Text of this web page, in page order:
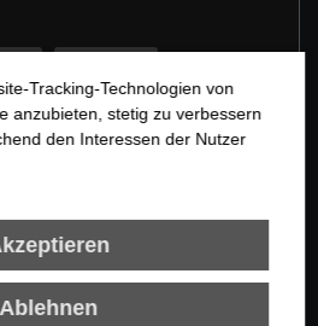
152
Tracking-Technologien von
anzubieten, stetig zu verbessern
den Interessen der Nutzer
Ablehnen